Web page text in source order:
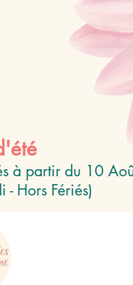
à partir du 10
- Hors Fériés)